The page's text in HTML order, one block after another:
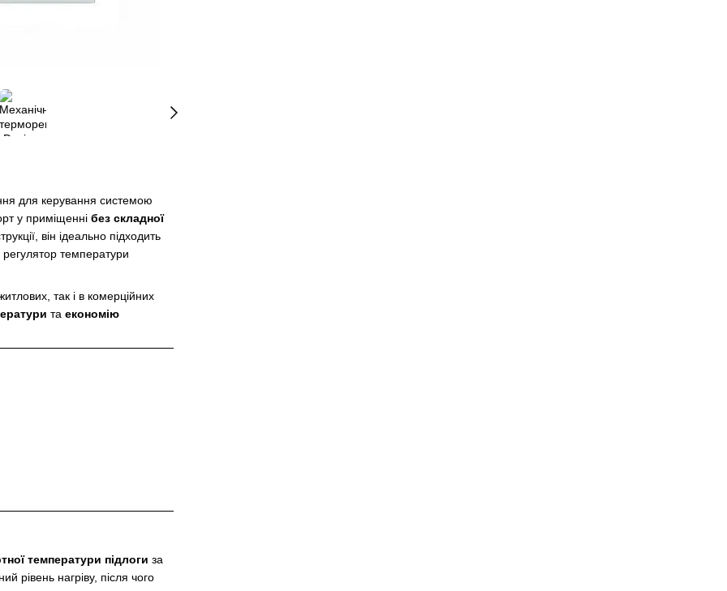
для керування системою
у приміщенні без складної
він ідеально підходить
регулятор температури
так і в комерційних
та економію
температури підлоги за
рівень нагріву, після чого